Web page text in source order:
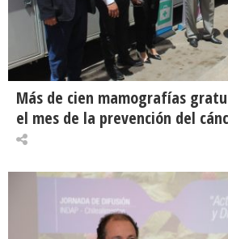
Más de cien mamografías
el mes de la prevención del